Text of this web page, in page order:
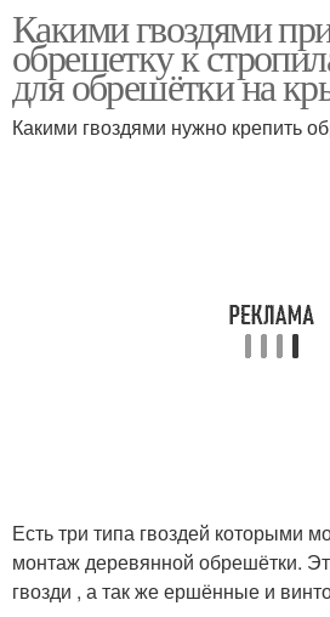
Какими гвоздями
обрешетку к
для обрешётки на
Какими гвоздями нужно крепить
Есть три типа гвоздей которыми
монтаж деревянной обрешётки.
гвозди , а так же ершённые и